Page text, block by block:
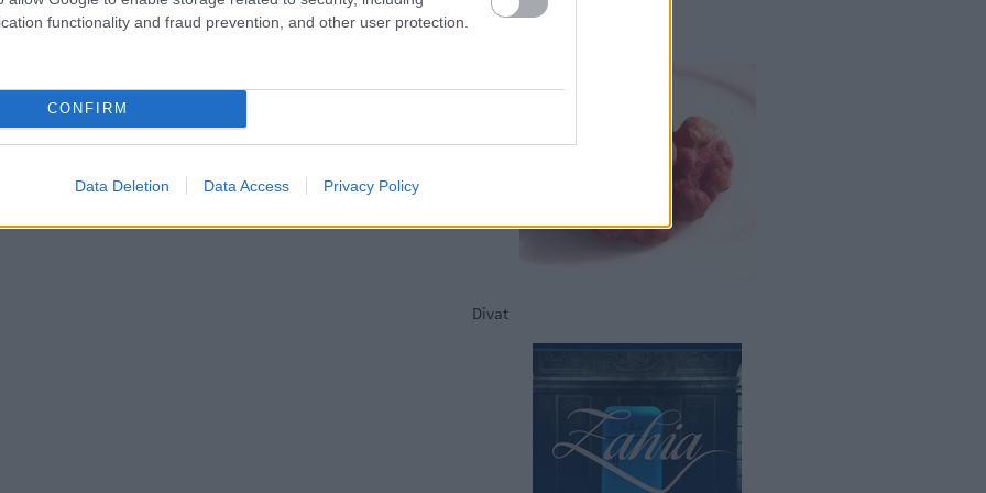
functionality and fraud prevention, and other user protection.
CONFIRM
Data Deletion Data Access Privacy Policy
Divat